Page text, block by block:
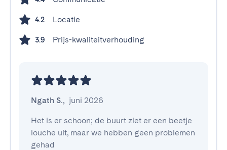
4.2 Locatie
3.9 Prijs-kwaliteitverhouding
Ngath S., juni 2026
Het is er schoon; de buurt ziet er een beetje
louche uit, maar we hebben geen problemen
gehad